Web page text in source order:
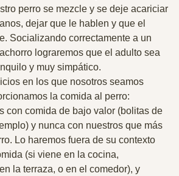
perro se mezcle y se deje acariciar
dejar que le hablen y que el
Socializando correctamente a un
lograremos que el adulto sea
y muy simpático.
en los que nosotros seamos
la comida al perro:
con comida de bajo valor (bolitas de
y nunca con nuestros que más
Lo haremos fuera de su contexto
(si viene en la cocina,
la terraza, o en el comedor), y